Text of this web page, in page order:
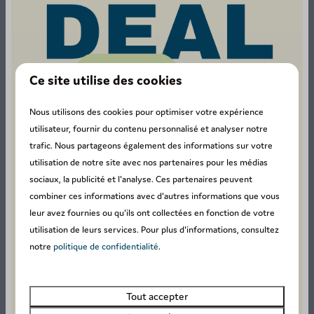
Réservez un week-end en Ardenne
Hébergements
Infrastructures pendant un
Petite Suisse comprend différentes
Ce site utilise des cookies
Nous utilisons des cookies pour optimiser votre expérience
utilisateur, fournir du contenu personnalisé et analyser notre
trafic. Nous partageons également des informations sur votre
utilisation de notre site avec nos partenaires pour les médias
sociaux, la publicité et l'analyse. Ces partenaires peuvent
combiner ces informations avec d'autres informations que vous
leur avez fournies ou qu'ils ont collectées en fonction de votre
utilisation de leurs services. Pour plus d'informations, consultez
notre politique de confidentialité.
Tout accepter